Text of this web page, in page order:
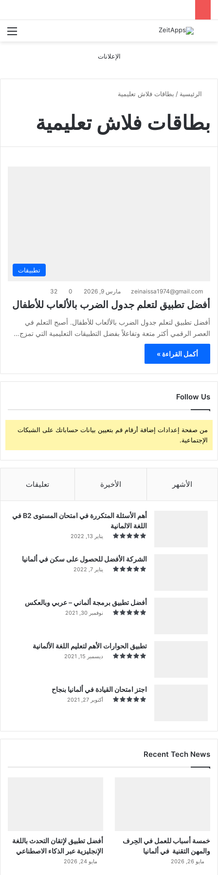
بحث عن
الإعلانات
الرئيسية / بطاقات فلاش تعليمية
بطاقات فلاش تعليمية
تطبيقات
zeinaissa1974@gmail.com مارس 9, 2026 0
32
أفضل تطبيق لتعلم جدول الضرب بالألعاب للأطفال
أفضل تطبيق لتعلم جدول الضرب بالألعاب للأطفال. أصبح التعلم في
العصر الرقمي أكثر متعة وتفاعلاً بفضل التطبيقات التعليمية التي تمزج…
أكمل القراءة »
Follow Us
من صفحة إعدادات إضافة أرقام قم بتعيين بيانات حساباتك على الشبكات
الإجتماعية.
الأشهر الأخيرة تعليقات
أهم الأسئلة المتكررة في امتحان المستوى B2 في
اللغة الالمانية
يناير 13, 2022
الشركة الأفضل للحصول على سكن في ألمانيا
يناير 7, 2022
أفضل تطبيق برمجة ألماني – عربي وبالعكس
نوفمبر 30, 2021
تطبيق الحوارات الأهم لتعليم اللغة الألمانية
ديسمبر 15, 2021
اجتز امتحان القيادة في ألمانيا بنجاح
أكتوبر 27, 2021
Recent Tech News
خمسة أسباب للعمل في الحِرف
والمهن التقنية في ألمانيا
مايو 26, 2026
أفضل تطبيق لإتقان التحدث باللغة
الإنجليزية عبر الذكاء الاصطناعي
مايو 24, 2026